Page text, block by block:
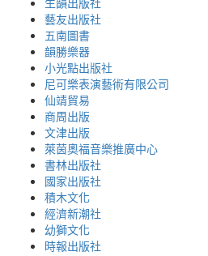
藝友出版社
五南圖書
韻勝樂器
小光點出版社
尼可樂表演藝術有限公司
仙靖貿易
商周出版
文津出版
萊茵奧福音樂推廣中心
書林出版社
國家出版社
積木文化
經濟新潮社
幼獅文化
時報出版社